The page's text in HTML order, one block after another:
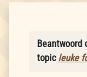
Beantwoord
topic leuke